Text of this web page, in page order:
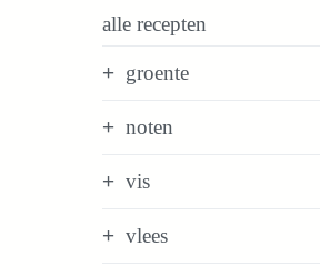
alle recepten
groente
noten
vis
vlees